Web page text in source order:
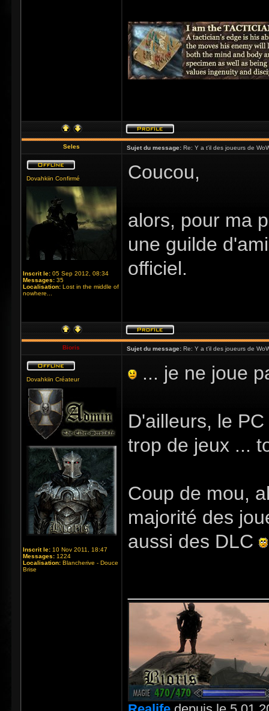
Seles Sujet du message: Re: Y a t'il des joueurs de
Dovahkiin Confirmé
Inscrit le: 05 Sep 2012, 08:34
Messages: 35
Localisation: Lost in the middle of
nowhere...
Coucou,
alors, pour ma
une guilde
officiel.
Bioris Sujet du message: Re: Y a t'il des joueurs de
Dovahkiin Créateur
Inscrit le: 10 Nov 2011, 18:47
Messages: 1224
Localisation: Blancherive - Douce
Brise
... je ne joue
D'ailleurs, le
trop de jeux ...
Coup de mou,
majorité des
aussi des DLC